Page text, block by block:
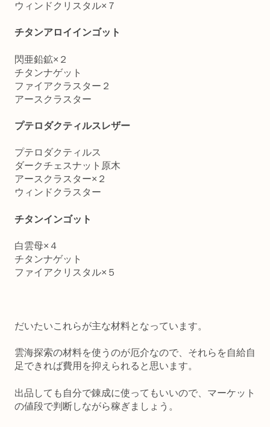
ウィンドクリスタル×７
チタンアロイインゴット
閃亜鉛鉱×２
チタンナゲット
ファイアクラスター２
アースクラスター
プテロダクティルスレザー
プテロダクティルス
ダークチェスナット原木
アースクラスター×２
ウィンドクラスター
チタンインゴット
白雲母×４
チタンナゲット
ファイアクリスタル×５
だいたいこれらが主な材料となっています。
雲海探索の材料を使うのが厄介なので、それらを自給自
足できれば費用を抑えられると思います。
出品しても自分で錬成に使ってもいいので、マーケット
の値段で判断しながら稼ぎましょう。